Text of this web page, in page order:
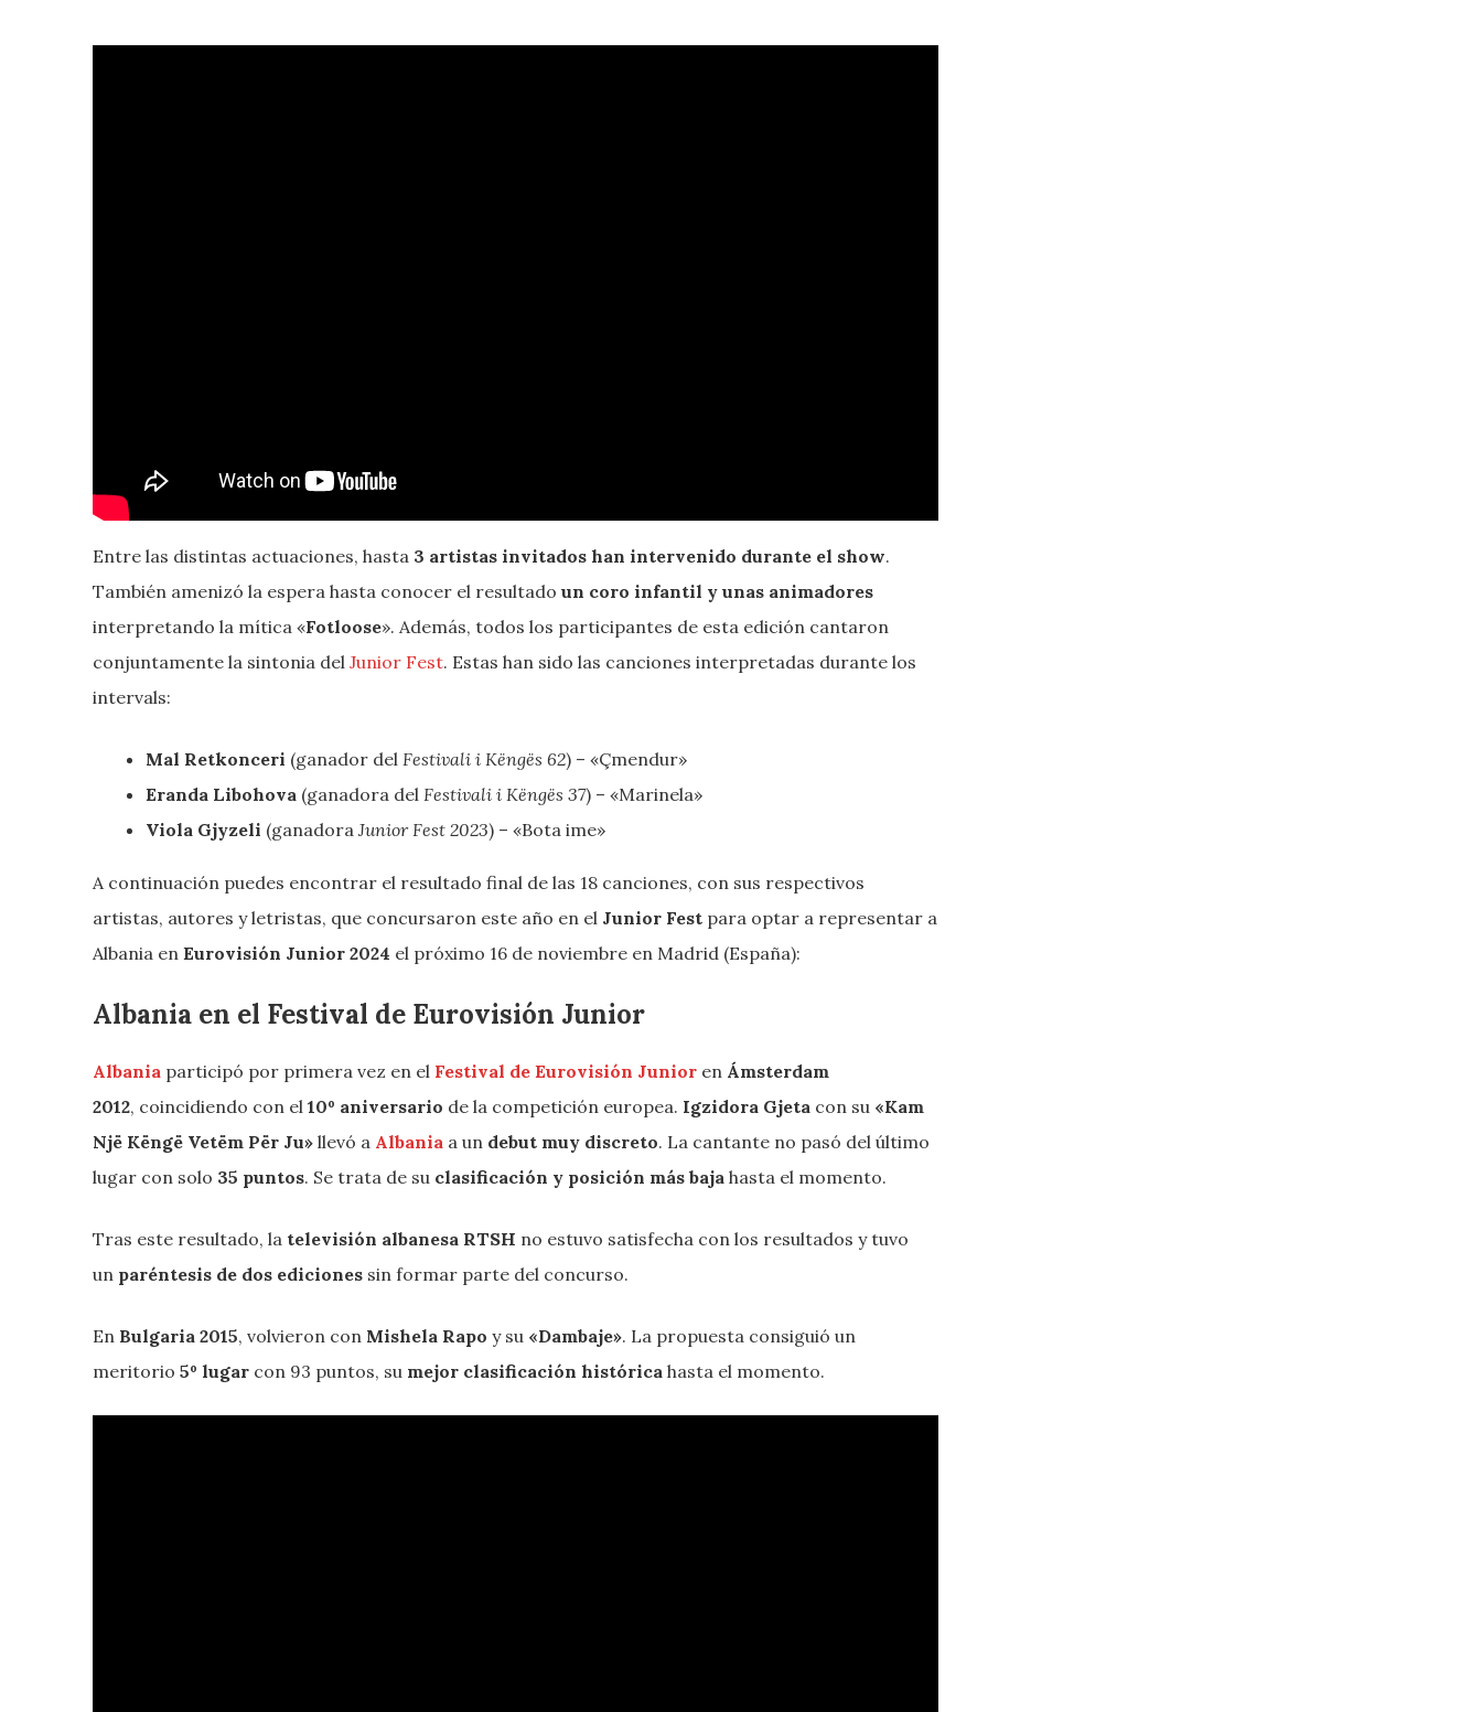
Entre las distintas actuaciones, hasta 3 artistas invitados han intervenido durante el show.
También amenizó la espera hasta conocer el resultado un coro infantil y unas animadores
interpretando la mítica «Fotloose». Además, todos los participantes de esta edición cantaron
conjuntamente la sintonia del Junior Fest. Estas han sido las canciones interpretadas durante los
intervals:
Mal Retkonceri (ganador del Festivali i Këngës 62) – «Çmendur»
Eranda Libohova (ganadora del Festivali i Këngës 37) – «Marinela»
Viola Gjyzeli (ganadora Junior Fest 2023) – «Bota ime»
A continuación puedes encontrar el resultado final de las 18 canciones, con sus respectivos
artistas, autores y letristas, que concursaron este año en el Junior Fest para optar a representar a
Albania en Eurovisión Junior 2024 el próximo 16 de noviembre en Madrid (España):
Albania en el Festival de Eurovisión Junior
Albania participó por primera vez en el Festival de Eurovisión Junior en Ámsterdam
2012, coincidiendo con el 10º aniversario de la competición europea. Igzidora Gjeta con su «Kam
Një Këngë Vetëm Për Ju» llevó a Albania a un debut muy discreto. La cantante no pasó del último
lugar con solo 35 puntos. Se trata de su clasificación y posición más baja hasta el momento.
Tras este resultado, la televisión albanesa RTSH no estuvo satisfecha con los resultados y tuvo
un paréntesis de dos ediciones sin formar parte del concurso.
En Bulgaria 2015, volvieron con Mishela Rapo y su «Dambaje». La propuesta consiguió un
meritorio 5º lugar con 93 puntos, su mejor clasificación histórica hasta el momento.